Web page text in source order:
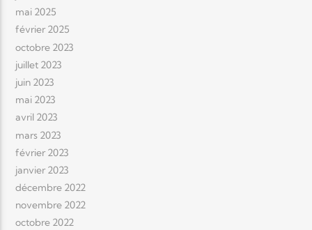
mai 2025
février 2025
octobre 2023
juillet 2023
juin 2023
mai 2023
avril 2023
mars 2023
février 2023
janvier 2023
décembre 2022
novembre 2022
octobre 2022